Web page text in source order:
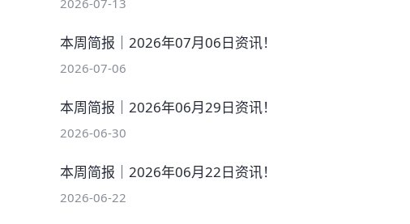
2026-07-13
本周简报｜2026年07月06日资讯！
2026-07-06
本周简报｜2026年06月29日资讯！
2026-06-30
本周简报｜2026年06月22日资讯！
2026-06-22